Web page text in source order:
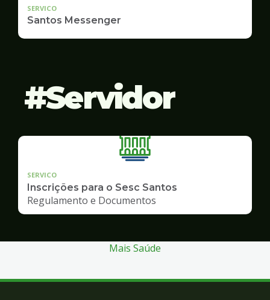
SERVICO
Santos Messenger
Servidor
SERVICO
Inscrições para o Sesc Santos
Regulamento e Documentos
Mais Saúde